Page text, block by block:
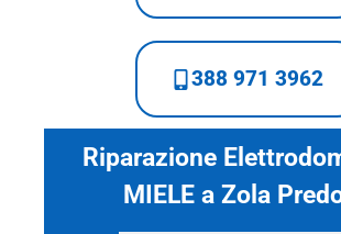
388 971 3962
Riparazione
MIELE a Zola